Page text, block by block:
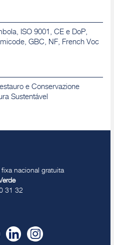
ISO 9001, CE e DoP,
GBC, NF, French Voc
e Conservazione
Sustentável
nacional gratuita
31 32